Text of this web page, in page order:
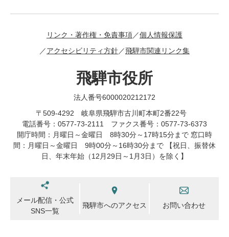
リンク・著作権・免責事項
個人情報保護
アクセシビリティ方針
飛騨市関連リンク集
飛騨市役所
法人番号6000020212172
〒509-4292 岐阜県飛騨市古川町本町2番22号
電話番号：0577-73-2111 ファクス番号：0577-73-6373
開庁時間：月曜日～金曜日 8時30分～17時15分まで 窓口時
間：月曜日～金曜日 9時00分～16時30分まで 【祝日、振替休
日、年末年始（12月29日～1月3日）を除く】
メール配信・公式
SNS一覧
飛騨市へのアクセス お問い合わせ